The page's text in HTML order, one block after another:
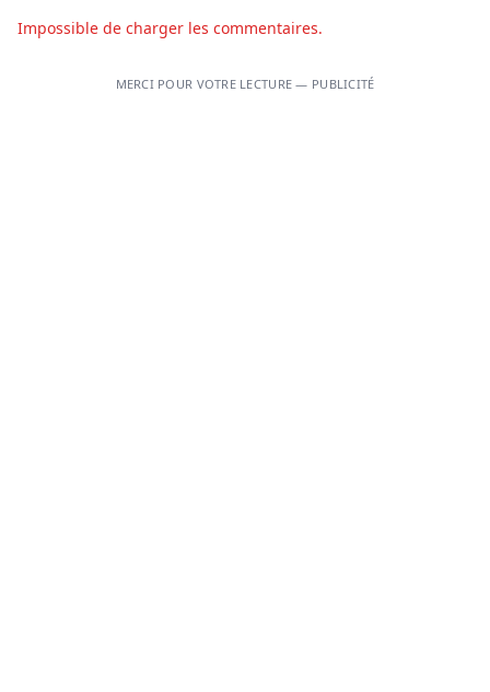
Impossible de charger les commentaires.
MERCI POUR VOTRE LECTURE — PUBLICITÉ